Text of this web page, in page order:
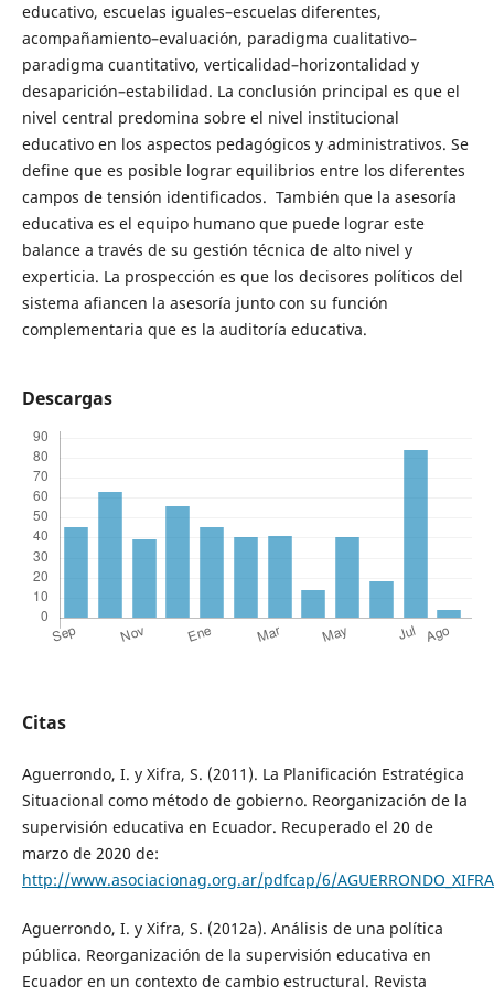
educativo, escuelas iguales–escuelas diferentes,
acompañamiento–evaluación, paradigma cualitativo–
paradigma cuantitativo, verticalidad–horizontalidad y
desaparición–estabilidad. La conclusión principal es que el
nivel central predomina sobre el nivel institucional
educativo en los aspectos pedagógicos y administrativos. Se
define que es posible lograr equilibrios entre los diferentes
campos de tensión identificados. También que la asesoría
educativa es el equipo humano que puede lograr este
balance a través de su gestión técnica de alto nivel y
experticia. La prospección es que los decisores políticos del
sistema afiancen la asesoría junto con su función
complementaria que es la auditoría educativa.
Descargas
Citas
Aguerrondo, I. y Xifra, S. (2011). La Planificación Estratégica
Situacional como método de gobierno. Reorganización de la
supervisión educativa en Ecuador. Recuperado el 20 de
marzo de 2020 de:
http://www.asociacionag.org.ar/pdfcap/6/
Aguerrondo, I. y Xifra, S. (2012a). Análisis de una política
pública. Reorganización de la supervisión educativa en
Ecuador en un contexto de cambio estructural. Revista